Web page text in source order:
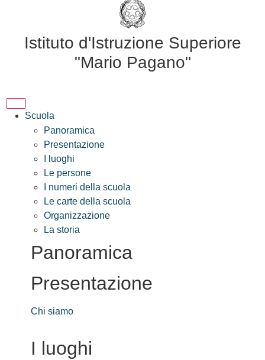
Istituto d'Istruzione Superiore
"Mario Pagano"
Scuola
Panoramica
Presentazione
I luoghi
Le persone
I numeri della scuola
Le carte della scuola
Organizzazione
La storia
Panoramica
Presentazione
Chi siamo
I luoghi